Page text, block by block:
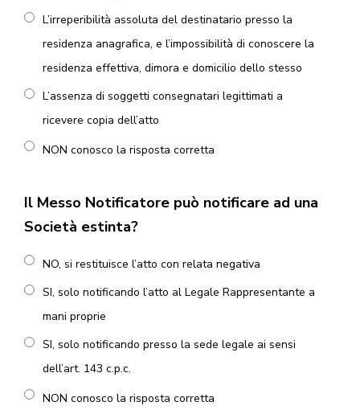
L’irreperibilità assoluta del destinatario presso la
residenza anagrafica, e l’impossibilità di conoscere la
residenza effettiva, dimora e domicilio dello stesso
L’assenza di soggetti consegnatari legittimati a
ricevere copia dell’atto
NON conosco la risposta corretta
Il Messo Notificatore può notificare ad una
Società estinta?
NO, si restituisce l’atto con relata negativa
SI, solo notificando l’atto al Legale Rappresentante a
mani proprie
SI, solo notificando presso la sede legale ai sensi
dell’art. 143 c.p.c.
NON conosco la risposta corretta